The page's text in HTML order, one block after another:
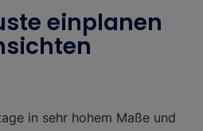
einplanen
in sehr hohem Maße und